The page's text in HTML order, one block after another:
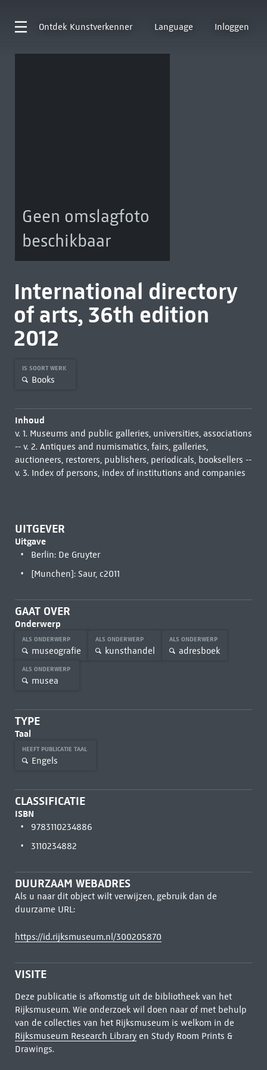
Ontdek Kunstverkenner Language Inloggen
Geen omslagfoto
beschikbaar
International directory
of arts, 36th edition
2012
IS SOORT WERK
Books
Inhoud
v. 1. Museums and public galleries, universities, associations
-- v. 2. Antiques and numismatics, fairs, galleries,
auctioneers, restorers, publishers, periodicals, booksellers --
v. 3. Index of persons, index of institutions and companies
UITGEVER
Uitgave
Berlin: De Gruyter
[Munchen]: Saur, c2011
GAAT OVER
Onderwerp
ALS ONDERWERP
museografie
ALS ONDERWERP
kunsthandel
ALS ONDERWERP
adresboek
ALS ONDERWERP
musea
TYPE
Taal
HEEFT PUBLICATIE TAAL
Engels
CLASSIFICATIE
ISBN
9783110234886
3110234882
DUURZAAM WEBADRES
Als u naar dit object wilt verwijzen, gebruik dan de
duurzame URL:
https://id.rijksmuseum.nl/300205870
VISITE
Deze publicatie is afkomstig uit de bibliotheek van het
Rijksmuseum. Wie onderzoek wil doen naar of met behulp
van de collecties van het Rijksmuseum is welkom in de
Rijksmuseum Research Libraryen Study Room Prints &
Drawings.